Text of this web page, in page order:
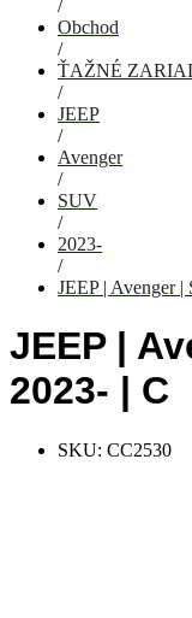
/
Obchod
/
ŤAŽNÉ
/
JEEP
/
Avenger
/
SUV
/
2023-
/
JEEP | Avenger
JEEP |
2023- | C
SKU: CC2530